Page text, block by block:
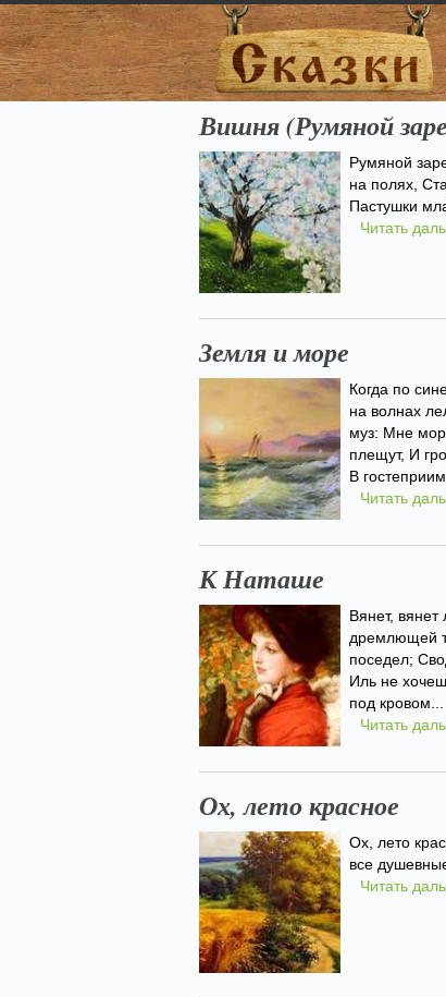
Вишня (Румяной
Румяной
на полях,
Пастушки
Читать
Земля и море
Когда по
на волнах
муз: Мне
плещут, И
В
Читать
К Наташе
Вянет,
дремлющей
поседел;
Иль не
под кровом...
Читать
Ох, лето красное
Ох, лето
все
Читать